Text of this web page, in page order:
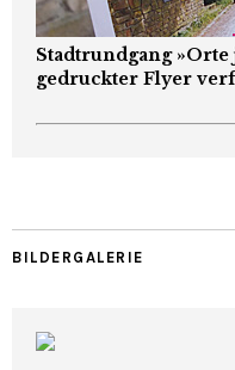
Stadtrundgang
gedruckter Flyer
BILDERGALERIE